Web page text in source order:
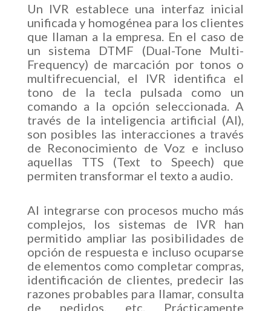
Un IVR establece una interfaz inicial
unificada y homogénea para los clientes
que llaman a la empresa. En el caso de
un sistema DTMF (Dual-Tone Multi-
Frequency) de marcación por tonos o
multifrecuencial, el IVR identifica el
tono de la tecla pulsada como un
comando a la opción seleccionada. A
través de la inteligencia artificial (AI),
son posibles las interacciones a través
de Reconocimiento de Voz e incluso
aquellas TTS (Text to Speech) que
permiten transformar el texto a audio.
Al integrarse con procesos mucho más
complejos, los sistemas de IVR han
permitido ampliar las posibilidades de
opción de respuesta e incluso ocuparse
de elementos como completar compras,
identificación de clientes, predecir las
razones probables para llamar, consulta
de pedidos, etc. Prácticamente